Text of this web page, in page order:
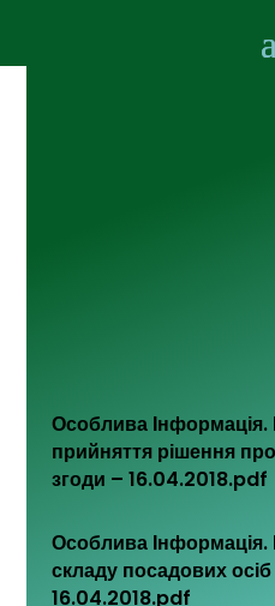
Особлива Інформація.
прийняття рішення
згоди – 16.04.2018.pdf
Особлива Інформація.
складу посадових осіб
16.04.2018.pdf